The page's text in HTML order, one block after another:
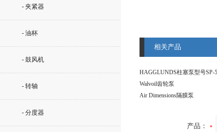
- 夹紧器
- 油杯
- 鼓风机
- 转轴
- 分度器
相关产品
Walvoil齿轮泵
Air Dimensions隔膜泵
产品：